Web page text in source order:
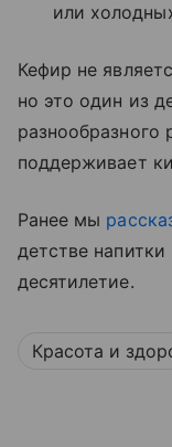
или
Кефир не
но это один из
разнообразного
поддерживает
Ранее мы
детстве
десятилетие.
Красота и